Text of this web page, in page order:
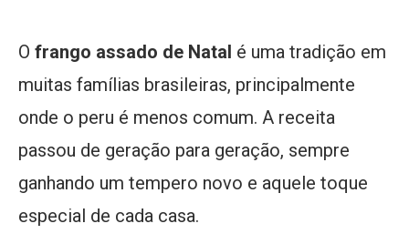
O frango assado de Natal é uma tradição em
muitas famílias brasileiras, principalmente
onde o peru é menos comum. A receita
passou de geração para geração, sempre
ganhando um tempero novo e aquele toque
especial de cada casa.